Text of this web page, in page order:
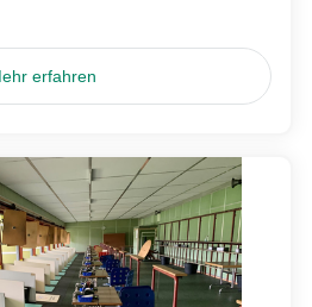
erfahren